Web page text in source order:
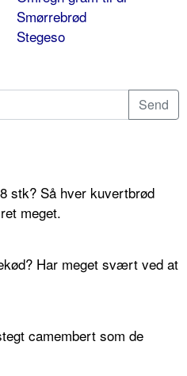
Smørrebrød
Stegeso
stk? Så hver kuvertbrød
meget.
Har meget svært ved at
camembert som de